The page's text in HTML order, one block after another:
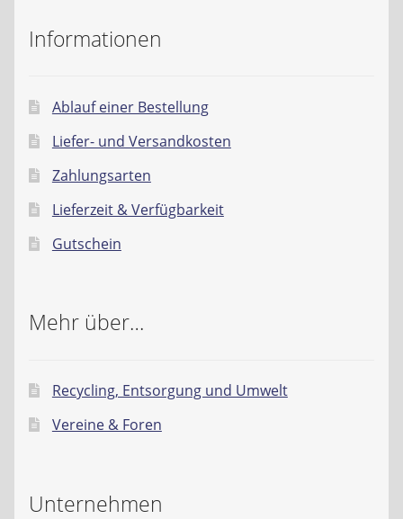
Informationen
Ablauf einer Bestellung
Liefer- und Versandkosten
Zahlungsarten
Lieferzeit & Verfügbarkeit
Gutschein
Mehr über…
Recycling, Entsorgung und Umwelt
Vereine & Foren
Unternehmen